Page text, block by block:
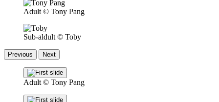
Adult © Tony Pang
Sub-aldult © Toby
Previous Next
Adult © Tony Pang